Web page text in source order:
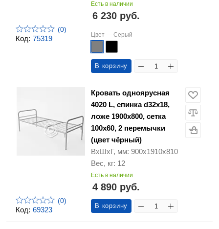
Код: 75319
(0)
Есть в наличии
6 230 руб.
Цвет — Серый
В корзину
Код: 69323
(0)
Кровать одноярусная
4020 L, спинка d32х18,
ложе 1900х800, сетка
100х60, 2 перемычки
(цвет чёрный)
ВхШхГ, мм: 900х1910х810
Вес, кг: 12
Есть в наличии
4 890 руб.
В корзину